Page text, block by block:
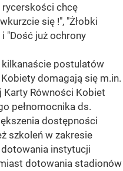
rycerskości chcę
się !", "Żłobki
"Dość już ochrony
postulatów
domagają się m.in.
Karty Równości Kobiet
pełnomocnika ds.
dostępności
szkoleń w zakresie
dotowania instytucji
dotowania stadionów